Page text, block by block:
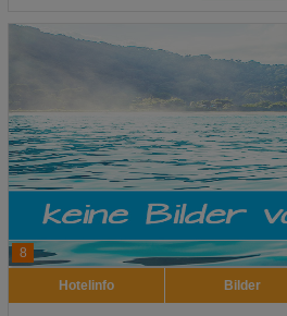
8
Hotelinfo Bilder